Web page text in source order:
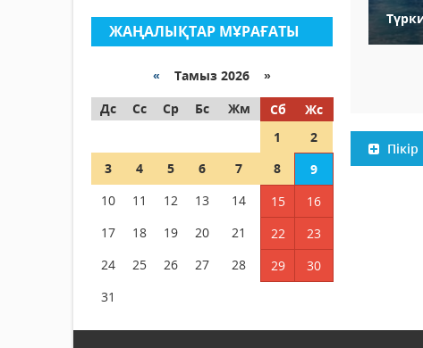
ЖАҢАЛЫҚТАР МҰРАҒАТЫ
« Тамыз 2026 »
Дс
Сс Ср Бс Жм Сб
Жс
1
2
3
4 5 6 7 8
9
10
11 12 13 14 15
16
17
18 19 20 21 22
23
24
25 26 27 28 29
30
31